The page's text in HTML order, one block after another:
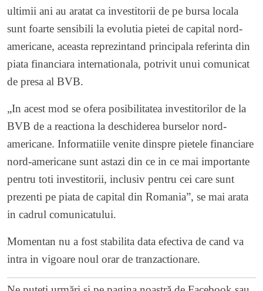
ultimii ani au aratat ca investitorii de pe bursa locala
sunt foarte sensibili la evolutia pietei de capital nord-
americane, aceasta reprezintand principala referinta din
piata financiara internationala, potrivit unui comunicat
de presa al BVB.
„In acest mod se ofera posibilitatea investitorilor de la
BVB de a reactiona la deschiderea burselor nord-
americane. Informatiile venite dinspre pietele financiare
nord-americane sunt astazi din ce in ce mai importante
pentru toti investitorii, inclusiv pentru cei care sunt
prezenti pe piata de capital din Romania”, se mai arata
in cadrul comunicatului.
Momentan nu a fost stabilita data efectiva de cand va
intra in vigoare noul orar de tranzactionare.